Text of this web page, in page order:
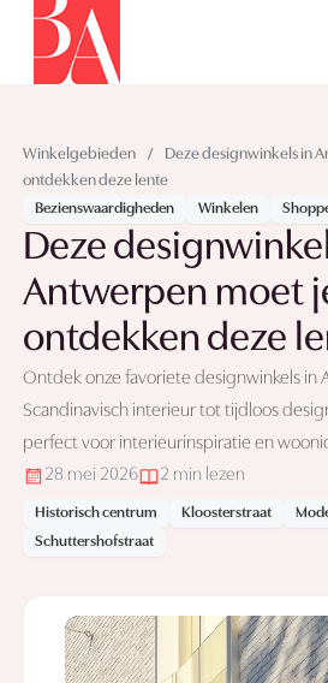
Winkelgebieden /
Deze designwinkels in
ontdekken deze lente
Bezienswaardigheden
Winkelen
Deze
Antwerpen moet
ontdekken deze
Ontdek onze favoriete designwinkels in
Scandinavisch interieur tot tijdloos
perfect voor interieurinspiratie en
28 mei 2026
2 min lezen
Historisch centrum Kloosterstraat
Schuttershofstraat